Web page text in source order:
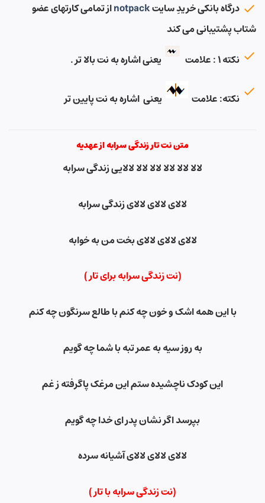
درگاه بانکی خریدِ سایتnotpackاز تمامی کارتهای عضو
شتاب پشتیبانی می کند
نکته ۱ : علامت
یعنی اشاره به نت بالا تر .
نکته: علامت یعنی اشاره به نت پایین تر
متن نت تار زندگی سرابه از عهدیه
لالا لالا لالا لالا لالا لالایی زندگی سرابه
لالای لالای لالای زندگی سرابه
لالای لالای لالای بخت من به خوابه
(نت زندگی سرابه برای تار )
با این همه اشک و خون چه کنم با طالع سرنگون چه کنم
به روز سیه به عمر تبه با شما چه گویم
این کودک ناچشیده ستم این مرغک پاگرفته ز غم
بپرسد اگر نشان پدر ای خدا چه گویم
لالای لالای لالای آشیانه سرده
(نت زندگی سرابهبا تار )